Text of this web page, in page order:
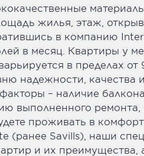
жилья, этаж,
в компанию
в месяц. Квартиры у
в пределах
надежности, качества
– наличие
выполненного ремонта,
проживать в
(ранее Savills), наши
и их